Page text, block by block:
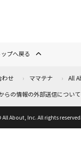
プへ戻る
わせ ママテナ All
らの情報の外部送信について
About, Inc. All rights reserved.